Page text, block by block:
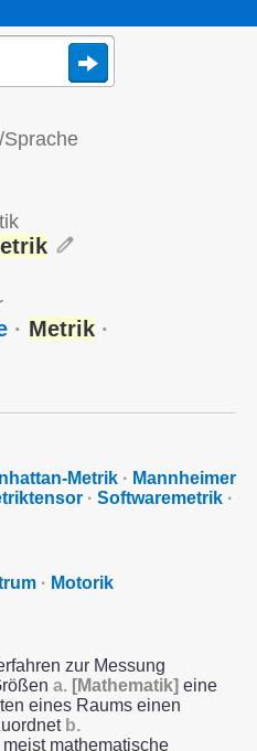
· Metrik ·
Metrik · Mannheimer
· Softwaremetrik ·
· Motorik
zur Messung
a. [Mathematik] eine
eines Raums einen
b.
mathematische